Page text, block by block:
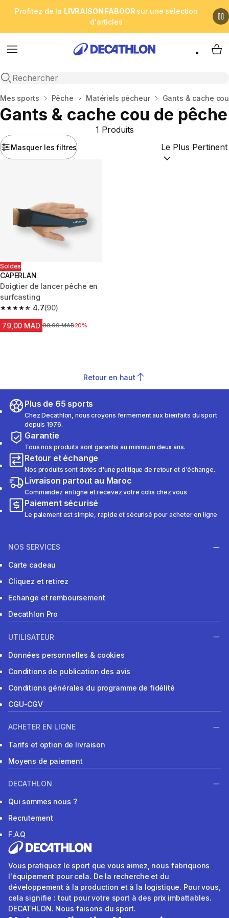
Profitez de la LIVRAISON FABOOR sur une sélection
d'articles
Menu
Open search
My
Accueil
Mes sports Pêche Matériels pécheur Gants & cache
Gants & cache cou de pêche
Masquer les filtres
1 Produits
Trier par :
Soldes
CAPERLAN
Doigtier de lancer pêche en
surfcasting
4.7
4.7 out of 5 stars from 90 reviews
(90)
79,00 MAD Prix avant la réduction
99,00 MAD20%
Retour en haut
Plus de 65 sports
Chez Decathlon, nous croyons fermement aux bienfaits du sport
depuis 1976.
Garantie
Tous nos produits sont garantis au minimum deux ans.
Retour et échange
Nos produits sont dotés d'une politique de retour et d'échange.
Livraison partout au Maroc
Commandez en ligne et recevez votre colis chez vous
Paiement sécurisé
Le paiement est simple, rapide et sécurisé pour acheter en ligne
NOS SERVICES
Carte cadeau
Cliquez et retirez
Echange et remboursement
Decathlon Pro
UTILISATEUR
Données personnelles & cookies
Conditions de publication des avis
Conditions générales du programme de fidélité
CGU-CGV
ACHETER EN LIGNE
Tarifs et option de livraison
Moyens de paiement
DECATHLON
Qui sommes nous ?
Recrutement
F.A.Q
Vous pratiquez le sport que vous aimez, nous fabriquons
l'équipement pour cela. De la recherche et du
développement à la production et à la logistique. Pour vous,
cela signifie : tout pour votre sport à des prix imbattables.
DECATHLON. Nous faisons du sport.